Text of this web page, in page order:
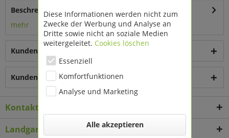
Beschreibung
mehr
Kunden kauften auch
Kunden haben sich ebenfalls angesehen
Kontakt
Landgard Deko & Floristikbedarf
Diese Informationen werden nicht zum
Zwecke der Werbung und Analyse an
Dritte sowie nicht an soziale Medien
weitergeleitet. Cookies löschen
Essenziell
Komfortfunktionen
Analyse und Marketing
Alle akzeptieren